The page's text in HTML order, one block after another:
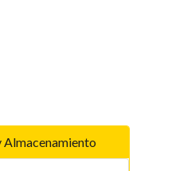
Almacenamiento